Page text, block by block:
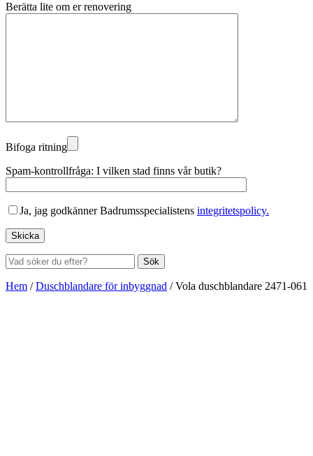
Berätta lite om er renovering
Bifoga ritning
Spam-kontrollfråga: I vilken stad finns vår butik?
Ja, jag godkänner Badrumsspecialistens integritetspolicy.
Sök
Hem /Duschblandare för inbyggnad /Vola duschblandare 2471-061